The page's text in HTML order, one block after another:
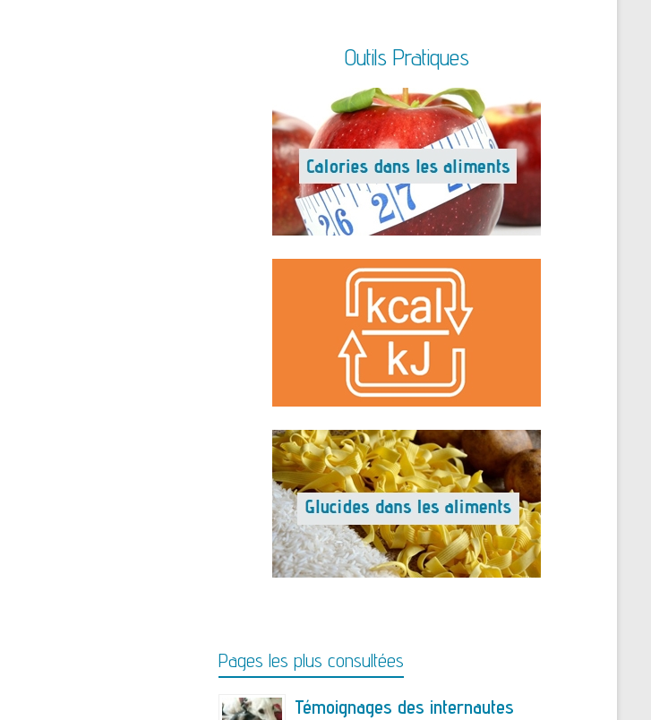
Outils Pratiques
Pages les plus consultées
Témoignages des internautes